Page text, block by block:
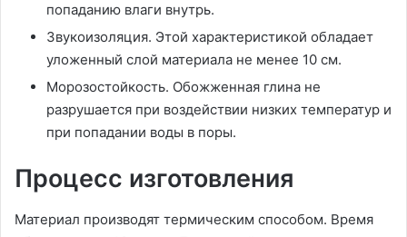
попаданию влаги внутрь.
Звукоизоляция. Этой характеристикой обладает
уложенный слой материала не менее 10 см.
Морозостойкость. Обожженная глина не
разрушается при воздействии низких температур и
при попадании воды в поры.
Процесс изготовления
Материал производят термическим способом. Время